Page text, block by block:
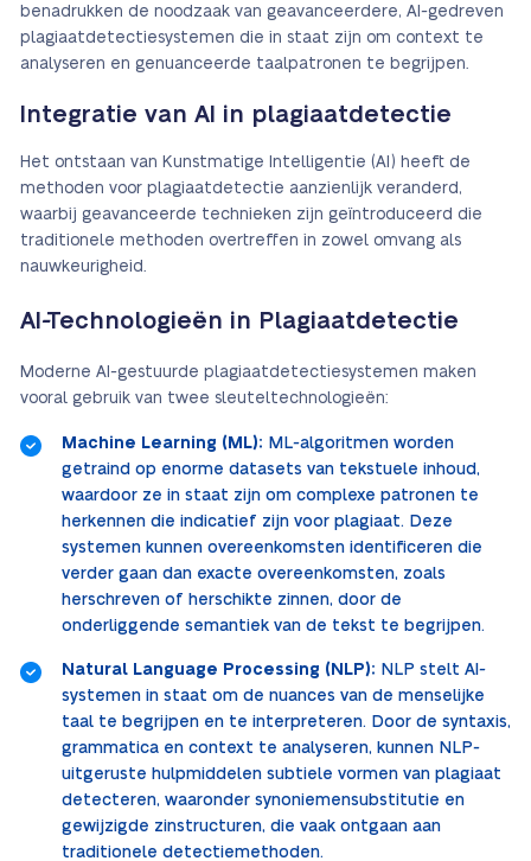
benadrukken de noodzaak van geavanceerdere, AI-gedreven
plagiaatdetectiesystemen die in staat zijn om context te
analyseren en genuanceerde taalpatronen te begrijpen.
Integratie van AI in plagiaatdetectie
Het ontstaan van Kunstmatige Intelligentie (AI) heeft de
methoden voor plagiaatdetectie aanzienlijk veranderd,
waarbij geavanceerde technieken zijn geïntroduceerd die
traditionele methoden overtreffen in zowel omvang als
nauwkeurigheid.
AI-Technologieën in Plagiaatdetectie
Moderne AI-gestuurde plagiaatdetectiesystemen maken
vooral gebruik van twee sleuteltechnologieën:
Machine Learning (ML): ML-algoritmen worden
getraind op enorme datasets van tekstuele inhoud,
waardoor ze in staat zijn om complexe patronen te
herkennen die indicatief zijn voor plagiaat. Deze
systemen kunnen overeenkomsten identificeren die
verder gaan dan exacte overeenkomsten, zoals
herschreven of herschikte zinnen, door de
onderliggende semantiek van de tekst te begrijpen.
Natural Language Processing (NLP): NLP stelt AI-
systemen in staat om de nuances van de menselijke
taal te begrijpen en te interpreteren. Door de syntaxis,
grammatica en context te analyseren, kunnen NLP-
uitgeruste hulpmiddelen subtiele vormen van plagiaat
detecteren, waaronder synoniemensubstitutie en
gewijzigde zinstructuren, die vaak ontgaan aan
traditionele detectiemethoden.